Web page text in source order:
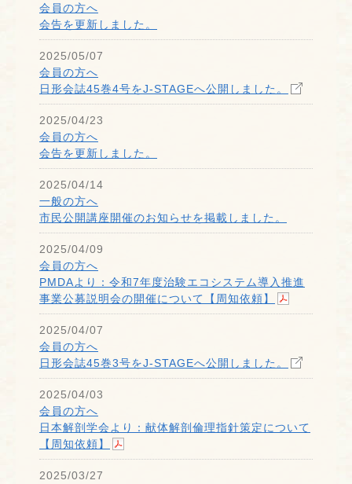
会員の方へ
会告を更新しました。
2025/05/07
会員の方へ
日形会誌45巻4号をJ-STAGEへ公開しました。
2025/04/23
会員の方へ
会告を更新しました。
2025/04/14
一般の方へ
市民公開講座開催のお知らせを掲載しました。
2025/04/09
会員の方へ
PMDAより：令和7年度治験エコシステム導入推進
事業公募説明会の開催について【周知依頼】
2025/04/07
会員の方へ
日形会誌45巻3号をJ-STAGEへ公開しました。
2025/04/03
会員の方へ
日本解剖学会より：献体解剖倫理指針策定について
【周知依頼】
2025/03/27